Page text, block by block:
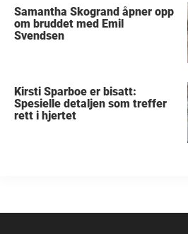
Samantha Skogrand åpner opp
om bruddet med Emil
Svendsen
Kirsti Sparboe er bisatt:
Spesielle detaljen som treffer
rett i hjertet